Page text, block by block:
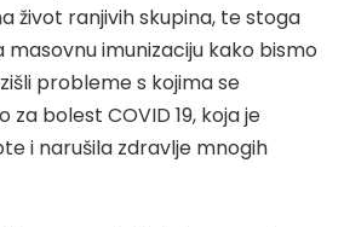
život ranjivih skupina, te stoga
imunizaciju kako bismo
probleme s kojima se
bolest COVID 19, koja je
i narušila zdravlje mnogih